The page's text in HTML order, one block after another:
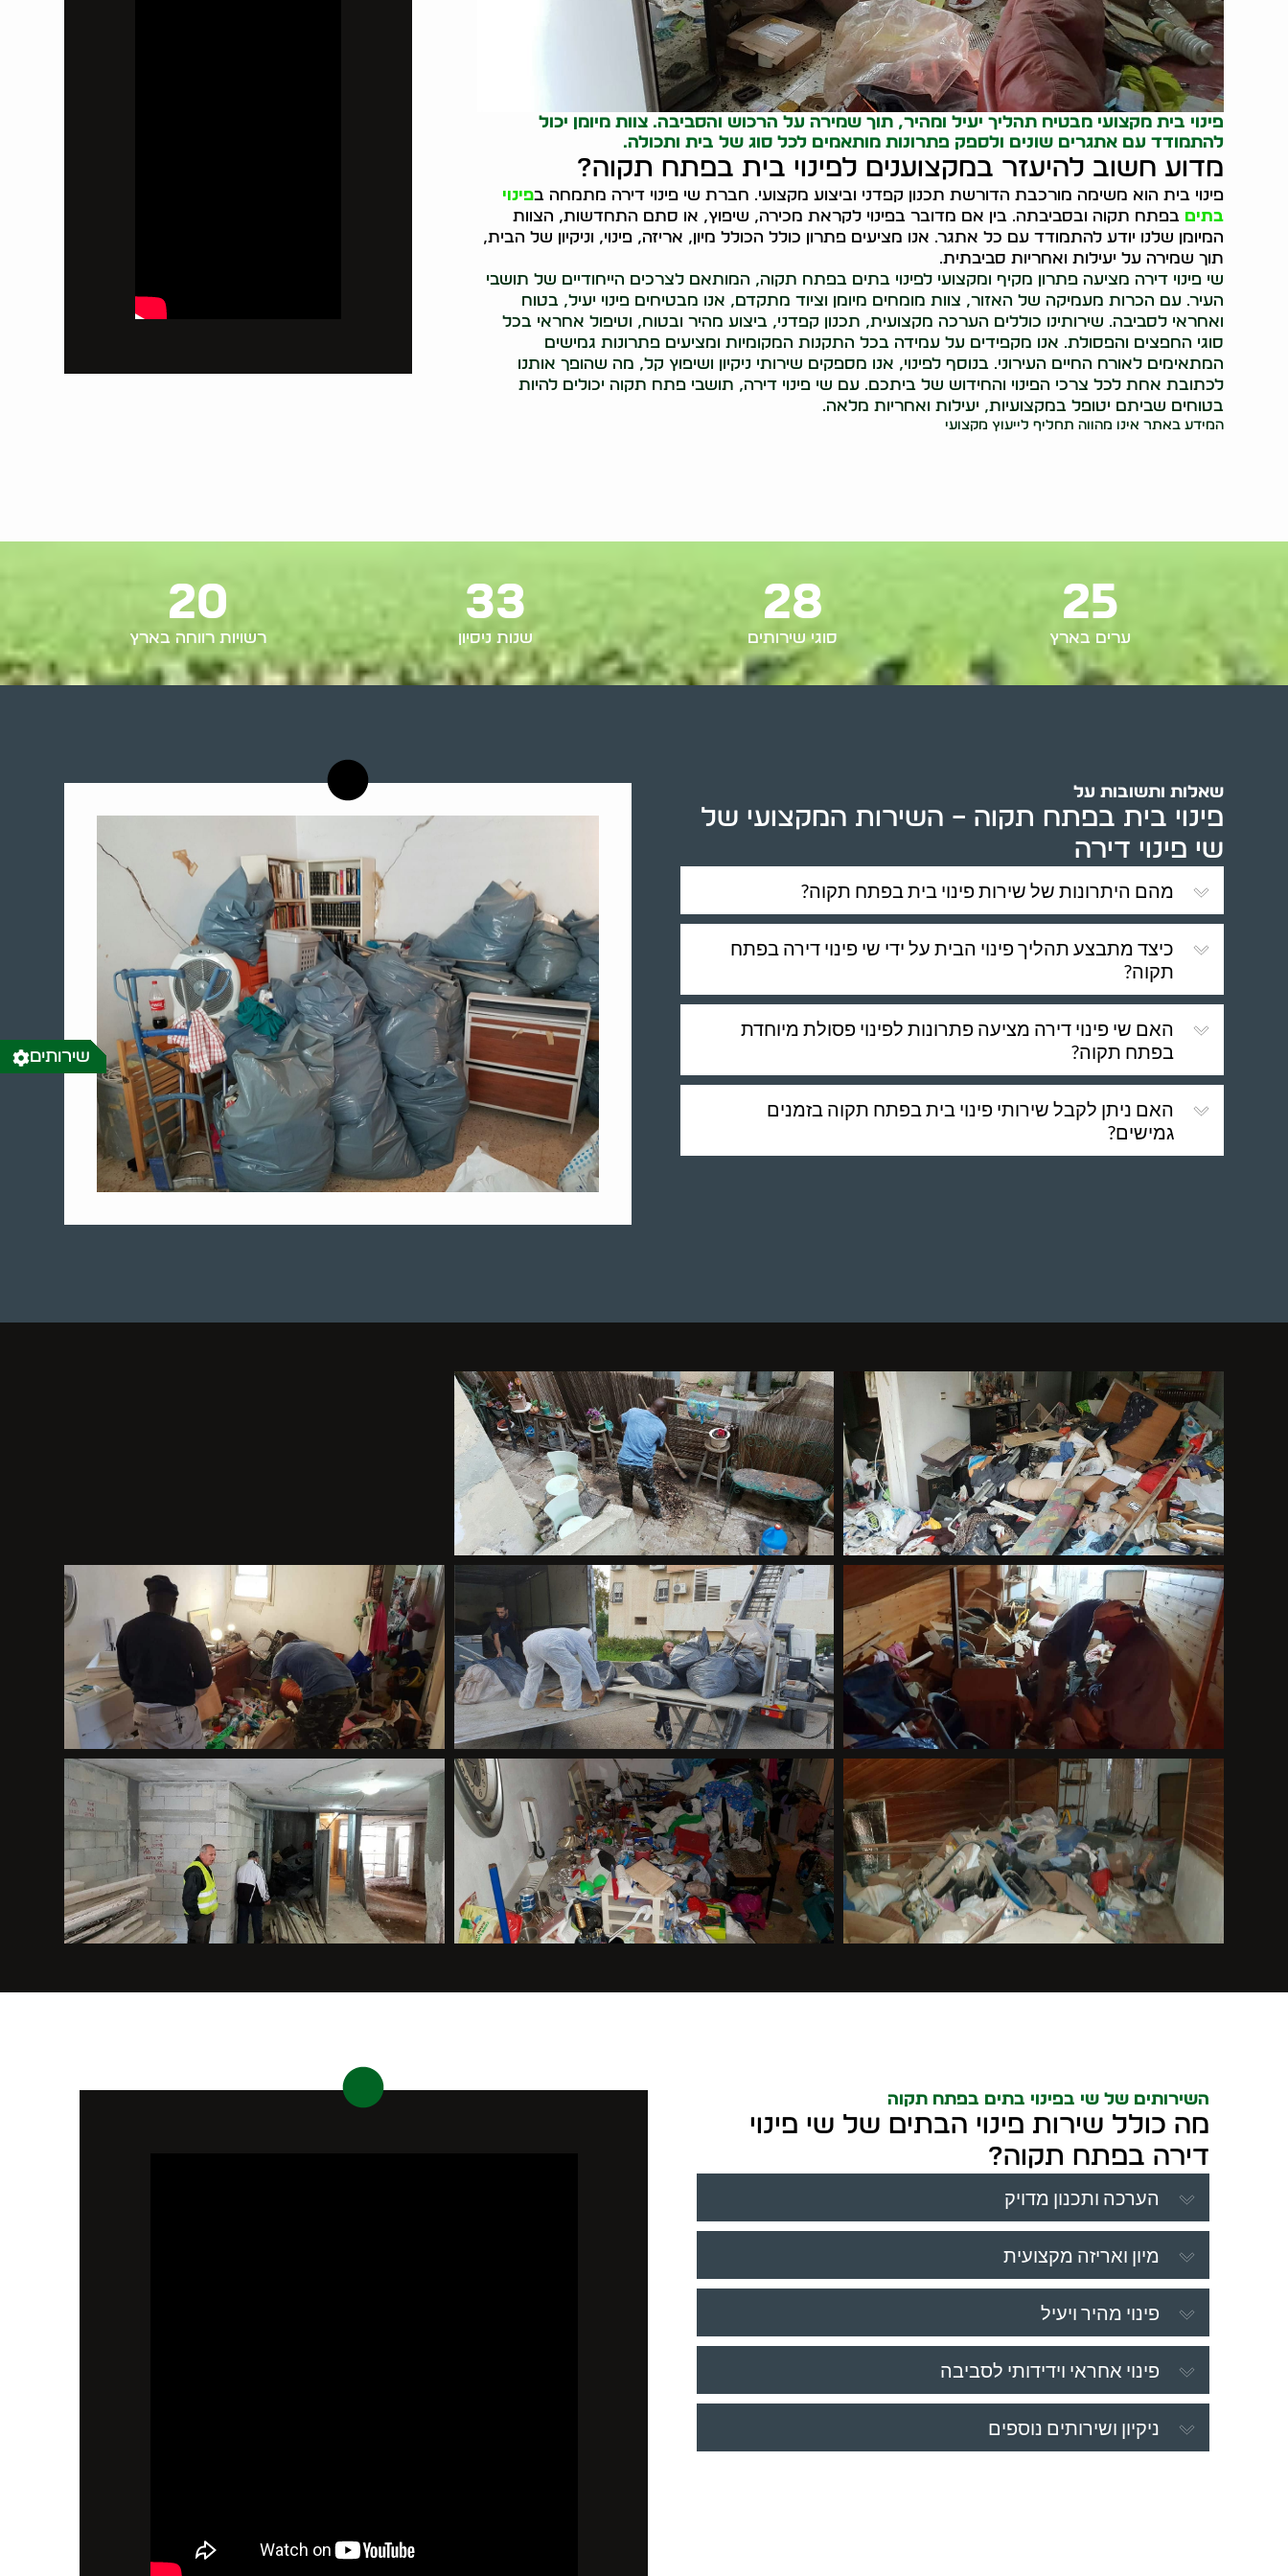
פינוי בית מקצועי מבטיח תהליך יעיל ומהיר, תוך שמירה על הרכוש והסביבה. צוות מיומן יכול
להתמודד עם אתגרים שונים ולספק פתרונות מותאמים לכל סוג של בית ותכולה.
מדוע חשוב להיעזר במקצוענים לפינוי בית בפתח תקוה?
פינוי בית הוא משימה מורכבת הדורשת תכנון קפדני וביצוע מקצועי. חברת שי פינוי דירה מתמחה בפינוי
בתים בפתח תקוה ובסביבתה. בין אם מדובר בפינוי לקראת מכירה, שיפוץ, או סתם התחדשות, הצוות
המיומן שלנו יודע להתמודד עם כל אתגר. אנו מציעים פתרון כולל הכולל מיון, אריזה, פינוי, וניקיון של הבית,
תוך שמירה על יעילות ואחריות סביבתית.
שי פינוי דירה מציעה פתרון מקיף ומקצועי לפינוי בתים בפתח תקוה, המותאם לצרכים הייחודיים של תושבי
העיר. עם הכרות מעמיקה של האזור, צוות מומחים מיומן וציוד מתקדם, אנו מבטיחים פינוי יעיל, בטוח
ואחראי לסביבה. שירותינו כוללים הערכה מקצועית, תכנון קפדני, ביצוע מהיר ובטוח, וטיפול אחראי בכל
סוגי החפצים והפסולת. אנו מקפידים על עמידה בכל התקנות המקומיות ומציעים פתרונות גמישים
המתאימים לאורח החיים העירוני. בנוסף לפינוי, אנו מספקים שירותי ניקיון ושיפוץ קל, מה שהופך אותנו
לכתובת אחת לכל צרכי הפינוי והחידוש של ביתכם. עם שי פינוי דירה, תושבי פתח תקוה יכולים להיות
בטוחים שביתם יטופל במקצועיות, יעילות ואחריות מלאה.
המידע באתר אינו מהווה תחליף לייעוץ מקצועי
ערים בארץ
25
סוגי שירותים
28
שנות ניסיון
33
רשויות רווחה בארץ
20
שאלות ותשובות על
פינוי בית בפתח תקוה – השירות המקצועי של
שי פינוי דירה
מהם היתרונות של שירות פינוי בית בפתח תקוה?
כיצד מתבצע תהליך פינוי הבית על ידי שי פינוי דירה בפתח
תקוה?
האם שי פינוי דירה מציעה פתרונות לפינוי פסולת מיוחדת
בפתח תקוה?
האם ניתן לקבל שירותי פינוי בית בפתח תקוה בזמנים
גמישים?
השירותים של שי בפינוי בתים בפתח תקוה
מה כולל שירות פינוי הבתים של שי פינוי
דירה בפתח תקוה?
הערכה ותכנון מדויק
מיון ואריזה מקצועית
פינוי מהיר ויעיל
פינוי אחראי וידידותי לסביבה
ניקיון ושירותים נוספים
שירותים